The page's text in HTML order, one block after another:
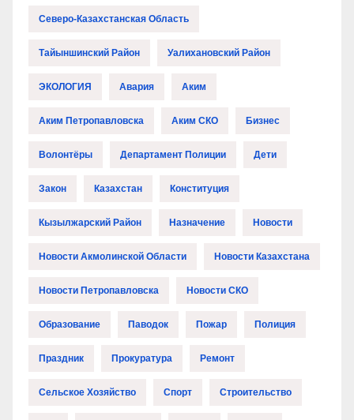
Северо-Казахстанская Область
Тайыншинский Район Уалихановский Район
ЭКОЛОГИЯ Авария Аким
Аким Петропавловска Аким СКО Бизнес
Волонтёры Департамент Полиции Дети
Закон Казахстан Конституция
Кызылжарский Район Назначение Новости
Новости Акмолинской Области Новости Казахстана
Новости Петропавловска Новости СКО
Образование Паводок Пожар Полиция
Праздник Прокуратура Ремонт
Сельское Хозяйство Спорт Строительство